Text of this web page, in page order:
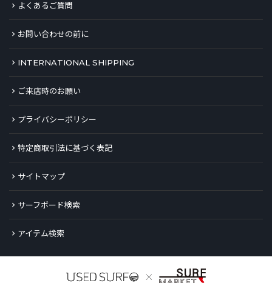
よくあるご質問
お問い合わせの前に
INTERNATIONAL SHIPPING
ご来店時のお願い
プライバシーポリシー
特定商取引法に基づく表記
サイトマップ
サーフボード検索
アイテム検索